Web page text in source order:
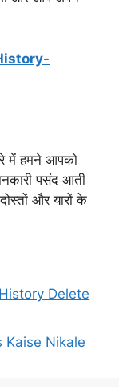
में हमने आपको
पसंद आती
और यारों के
Delete
Kaise Nikale